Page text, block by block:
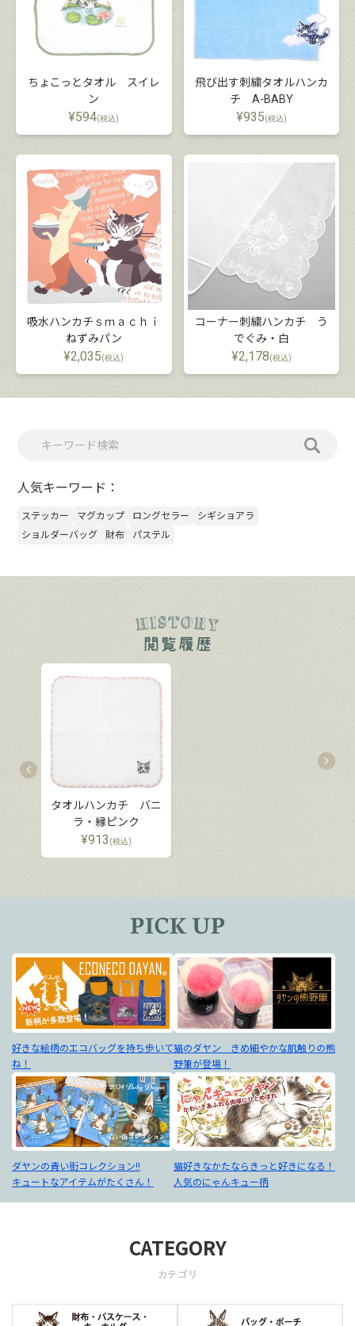
ちょこっとタオル スイレ
ン
¥594(税込)
飛び出す刺繍タオルハンカ
チ A-BABY
¥935(税込)
吸水ハンカチｓｍａｃｈｉ
ねずみパン
¥2,035(税込)
コーナー刺繍ハンカチ う
でぐみ・白
¥2,178(税込)
人気キーワード：
ステッカー マグカップ ロングセラー
シギショアラ
ショルダーバッグ
財布 パステル
タオルハンカチ バニ
ラ・縁ピンク
¥913 (税込)
好きな絵柄のエコバッグを持ち歩いて
ね！
猫のダヤン きめ細やかな肌触りの熊
野筆が登場！
ダヤンの青い街コレクション!!
キュートなアイテムがたくさん！
猫好きなかたならきっと好きになる！
人気のにゃんキュー柄
CATEGORY
カテゴリ